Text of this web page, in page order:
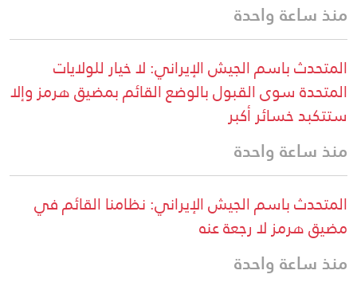
منذ ساعة واحدة
المتحدث باسم الجيش الإيراني: لا خيار للولايات
المتحدة سوى القبول بالوضع القائم بمضيق هرمز وإلا
ستتكبد خسائر أكبر
منذ ساعة واحدة
المتحدث باسم الجيش الإيراني: نظامنا القائم في
مضيق هرمز لا رجعة عنه
منذ ساعة واحدة